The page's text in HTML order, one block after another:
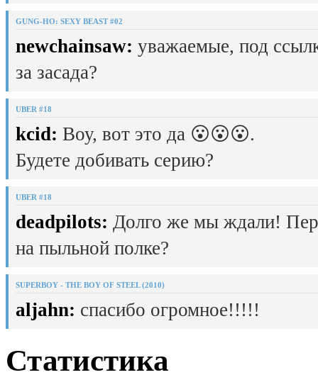
GUNG-HO: SEXY BEAST #02
newchainsaw: уважаемые, под
за засада?
UBER #18
kcid: Воу, вот это да 😮😮😮.
Будете добивать серию?
UBER #18
deadpilots: Долго же мы ждали!
на пыльной полке?
SUPERBOY - THE BOY OF STEEL (2010)
aljahn: спасибо огромное!!!!!
Статистика